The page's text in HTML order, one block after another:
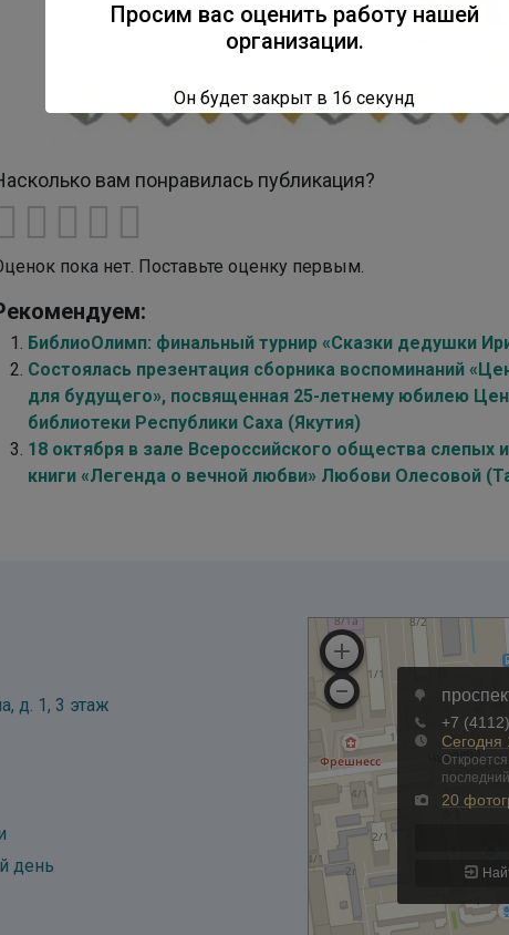
вам понравилась публикация?
пока нет. Поставьте оценку первым.
БиблиоОлимп: финальный турнир «Сказки дедушки
Состоялась презентация сборника воспоминаний
для будущего», посвященная 25-летнему юбилею
библиотеки Республики Саха (Якутия)
18 октября в зале Всероссийского общества слепых
книги «Легенда о вечной любви» Любови Олесовой
д. 1, 3 этаж
день
Просим вас оценить работу нашей
организации.
Он будет закрыт в 16 секунд